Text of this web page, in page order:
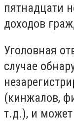
пятнадцати
доходов
Уголовная
случае
(кинжалов,
т.д.), и